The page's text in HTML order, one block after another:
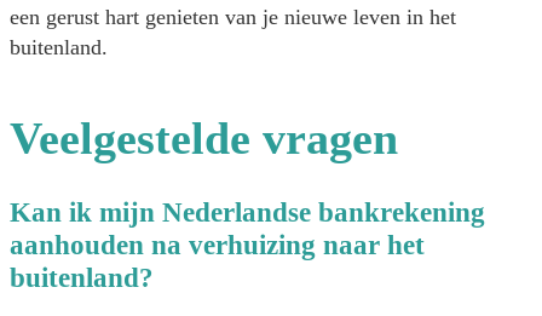
een gerust hart genieten van je nieuwe leven in het
buitenland.
Veelgestelde vragen
Kan ik mijn Nederlandse bankrekening
aanhouden na verhuizing naar het
buitenland?